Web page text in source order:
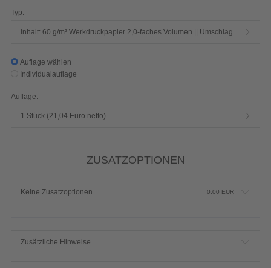
Typ:
Auflage wählen
Individualauflage
Auflage:
1 Stück (21,04 Euro netto)
ZUSATZOPTIONEN
Keine Zusatzoptionen 0,00 EUR
Zusätzliche Hinweise